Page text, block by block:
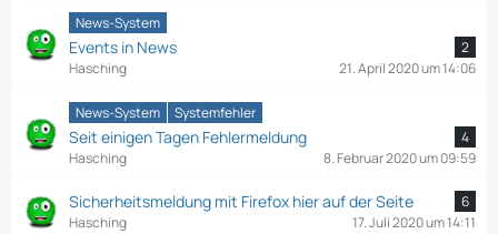
News-System
Events in News
2
Hasching
21. April 2020 um 14:06
News-System Systemfehler
Seit einigen Tagen Fehlermeldung
4
Hasching
8. Februar 2020 um 09:59
Sicherheitsmeldung mit Firefox hier auf der Seite
6
Hasching
17. Juli 2020 um 14:11